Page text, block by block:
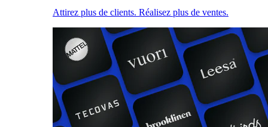
Attirez plus de clients. Réalisez plus de ventes.